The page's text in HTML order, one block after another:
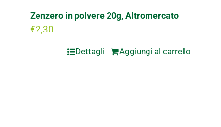
Zenzero in polvere 20g, Altromercato
€2,30
Aggiungi al carrello
Dettagli